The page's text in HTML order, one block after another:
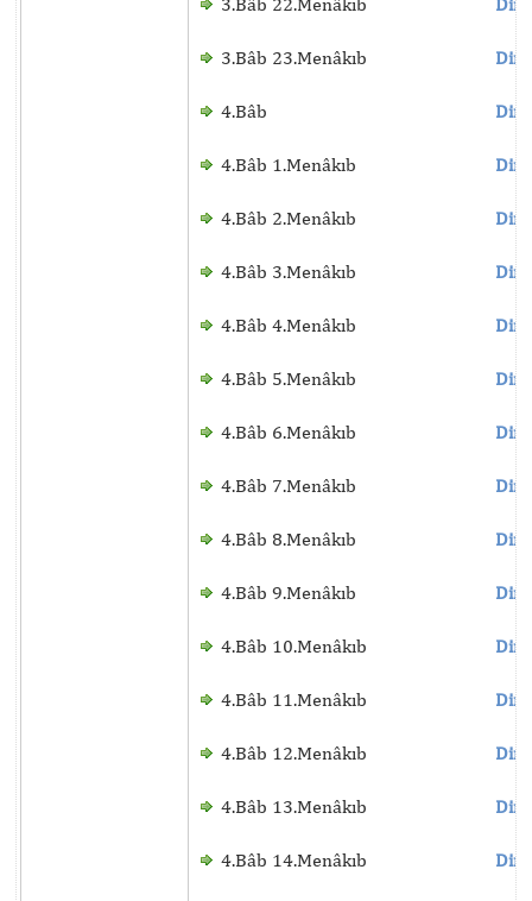
3.Bâb 23.Menâkıb
4.Bâb
4.Bâb 1.Menâkıb
4.Bâb 2.Menâkıb
4.Bâb 3.Menâkıb
4.Bâb 4.Menâkıb
4.Bâb 5.Menâkıb
4.Bâb 6.Menâkıb
4.Bâb 7.Menâkıb
4.Bâb 8.Menâkıb
4.Bâb 9.Menâkıb
4.Bâb 10.Menâkıb
4.Bâb 11.Menâkıb
4.Bâb 12.Menâkıb
4.Bâb 13.Menâkıb
4.Bâb 14.Menâkıb